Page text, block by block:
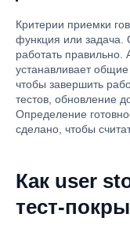
Критерии приемки
функция или задача.
работать правильно.
устанавливает общие
чтобы завершить
тестов, обновление
Определение
сделано, чтобы
Как user
тест-